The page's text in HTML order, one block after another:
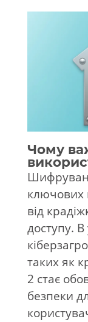
Чому
ключових
від
доступу.
таких як
2 стає
безпеки